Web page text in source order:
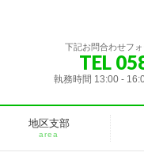
下記お問合わせフ
TEL
執務時間 13:00 -
地区支部
area